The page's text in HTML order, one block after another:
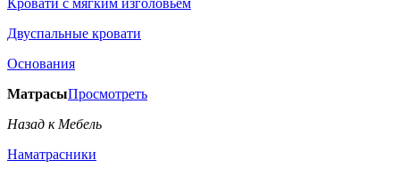
Кровати с мягким изголовьем
Двуспальные кровати
Основания
МатрасыПросмотреть
Назад к Мебель
Наматрасники